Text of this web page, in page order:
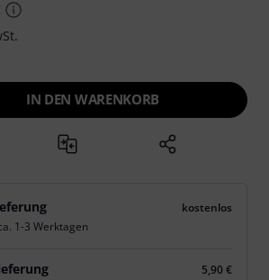
IN DEN WARENKORB
kostenlos
1-3 Werktagen
5,90 €